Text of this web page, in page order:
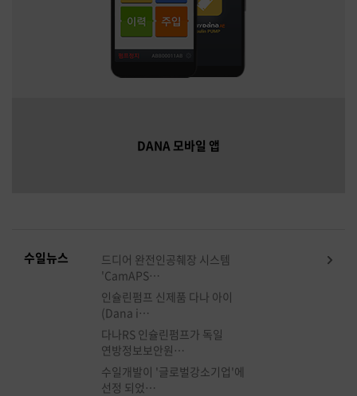
DANA 모바일 앱
수일뉴스
드디어 완전인공췌장 시스템
'CamAPS…
인슐린펌프 신제품 다나 아이
(Dana i…
다나RS 인슐린펌프가 독일
연방정보보안원…
수일개발이 '글로벌강소기업'에
선정 되었…